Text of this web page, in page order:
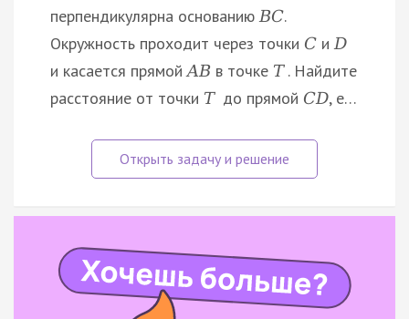
перпендикулярна основаниюBC.
Окружность проходит через точки C иD
и касается прямойAB в точке T . Найдите
расстояние от точки T до прямой CD, е…